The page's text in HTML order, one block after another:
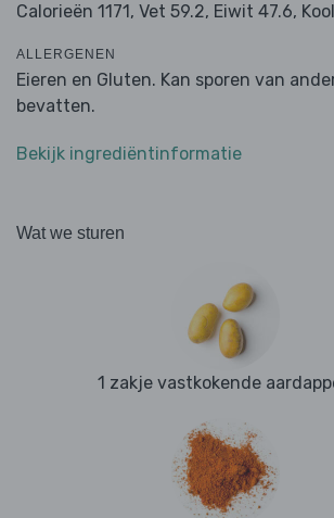
Calorieën 1171, Vet 59.2, Eiwit 47.6,
ALLERGENEN
Eieren en Gluten. Kan sporen van
bevatten.
Bekijk ingrediëntinformatie
Wat we sturen
1 zakje vastkokende